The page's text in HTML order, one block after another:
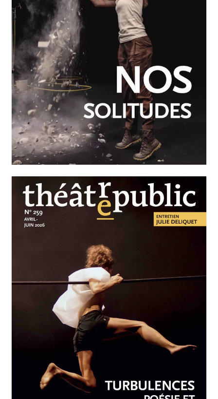
JUILLET-SEPTEMBRE 2026
N°260
Nos solitudes
AVRIL-JUIN 2026
N°259
Turbulences : poésie et